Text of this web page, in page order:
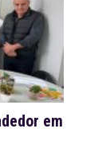
em